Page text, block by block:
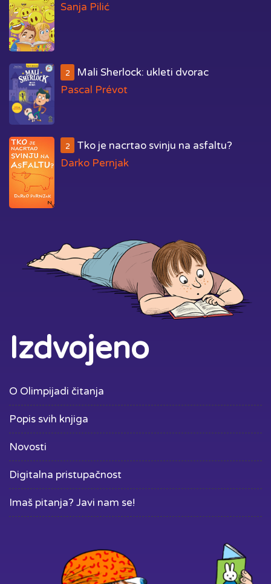
Sanja Pilić
2
Mali Sherlock: ukleti dvorac
Pascal Prévot
2
Tko je nacrtao svinju na asfaltu?
Darko Pernjak
Izdvojeno
O Olimpijadi čitanja
Popis svih knjiga
Novosti
Digitalna pristupačnost
Imaš pitanja? Javi nam se!